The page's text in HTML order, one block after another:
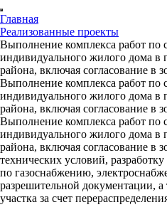
Главная
Реализованные проекты
Выполнение комплекса работ по
индивидуального жилого дома в
района, включая согласование в
Выполнение комплекса работ по
индивидуального жилого дома в
района, включая согласование в
Выполнение комплекса работ по
индивидуального жилого дома в
района, включая согласование в
технических условий,
по газоснабжению,
разрешительной документации,
участка за счет